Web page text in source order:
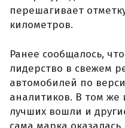
перешагивает
километров.
Ранее сообщалось,
лидерство в свежем
автомобилей по
аналитиков. В том же
лучших вошли и